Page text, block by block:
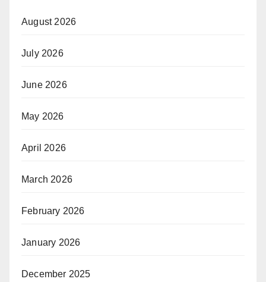
August 2026
July 2026
June 2026
May 2026
April 2026
March 2026
February 2026
January 2026
December 2025